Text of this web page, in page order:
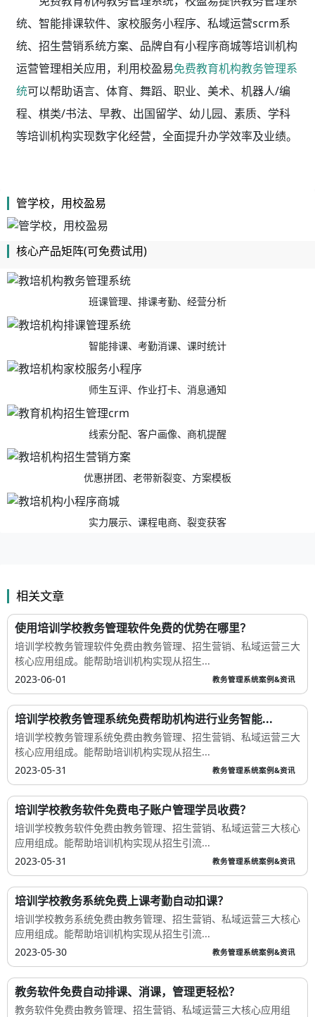
统、智能排课软件、家校服务小程序、私域运营scrm系
统、招生营销系统方案、品牌自有小程序商城等培训机构
运营管理相关应用，利用校盈易免费教育机构教务管理系
统可以帮助语言、体育、舞蹈、职业、美术、机器人/编
程、棋类/书法、早教、出国留学、幼儿园、素质、学科
等培训机构实现数字化经营，全面提升办学效率及业绩。
管学校，用校盈易
核心产品矩阵(可免费试用)
班课管理、排课考勤、经营分析
智能排课、考勤消课、课时统计
师生互评、作业打卡、消息通知
线索分配、客户画像、商机提醒
优惠拼团、老带新裂变、方案模板
实力展示、课程电商、裂变获客
相关文章
使用培训学校教务管理软件免费的优势在哪里？
培训学校教务管理软件免费由教务管理、招生营销、私域运营三大
核心应用组成。能帮助培训机构实现从招生...
2023-06-01
教务管理系统案例&资讯
培训学校教务管理系统免费帮助机构进行业务智能...
培训学校教务管理系统免费由教务管理、招生营销、私域运营三大
核心应用组成。能帮助培训机构实现从招生...
2023-05-31
教务管理系统案例&资讯
培训学校教务软件免费电子账户管理学员收费？
培训学校教务软件免费由教务管理、招生营销、私域运营三大核心
应用组成。能帮助培训机构实现从招生引流...
2023-05-31
教务管理系统案例&资讯
培训学校教务系统免费上课考勤自动扣课？
培训学校教务系统免费由教务管理、招生营销、私域运营三大核心
应用组成。能帮助培训机构实现从招生引流...
2023-05-30
教务管理系统案例&资讯
教务软件免费自动排课、消课，管理更轻松？
教务软件免费由教务管理、招生营销、私域运营三大核心应用组